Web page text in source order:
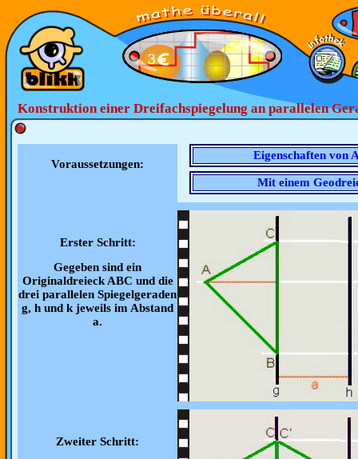
Konstruktion einer Dreifachspiegelung an parallelen
Voraussetzungen:
Eigenschaften von
Mit einem
Erster Schritt:
Gegeben sind ein
Originaldreieck ABC und die
drei parallelen Spiegelgeraden
g, h und k jeweils im Abstand
a.
Zweiter Schritt: